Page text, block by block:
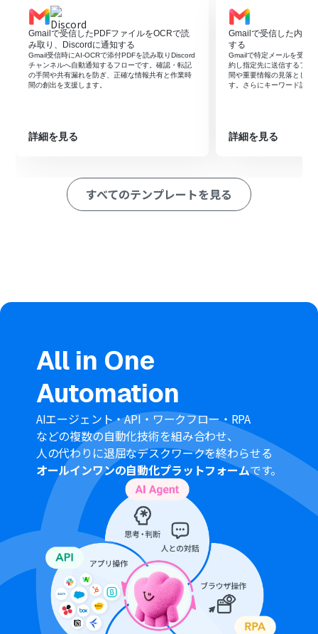
はじめに、GmailとAirtableをYoomと連携します。
次に、トリガーでGmailを選択し、「特定のラベルのメー
ルを受信したら」というアクションを設定します。
次に、オペレーションでOCR機能の「任意の画像やPDF
を読み取る」アクションを設定し、メールに添付された画
像を読み取ります。
次に、オペレーションでAI機能の「テキストを生成する」
最後に、オペレーションでAirtableの「レコードを作成」
※「トリガー」：フロー起動のきっかけとなるアクション、「オ
ペレーション」：トリガー起動後、フロー内で処理を行うアク
目を任意で設定することが可能です。
Airtableでレコードを作成するアクションを設定する際
に、登録先となるベースID、テーブルID、各フィールド情
報を任意で設定してください。
■注意事項
Airtable、GmailのそれぞれとYoomを連携してくださ
い。
OCRまたは音声を文字起こしするAIオペレーションはチ
ームプラン・サクセスプランでのみご利用いただける機能
となっております。フリープラン・ミニプランの場合は設
定しているフローボットのオペレーションはエラーとな
りますので、ご注意ください。
チームプランやサクセスプランなどの有料プランは、2週
間の無料トライアルを行うことが可能です。無料トライア
ル中には制限対象のアプリやAI機能（オペレーション）を
使用することができます。
トリガーは5分、10分、15分、30分、60分の間隔で起動
間隔を選択できます。
プランによって最短の起動間隔が異なりますので、ご注意
ください。
Gmailで受信したPDFファイルをOCRで読
み取り、Discordに通知する
Gmail受信時にAI-OCRで添付PDFを読み取りDiscord
チャンネルへ自動通知するフローです。確認・転記
の手間や共有漏れを防ぎ、正確な情報共有と作業時
間の創出を支援します。
詳細を見る
Gmailで受信した内容
する
Gmailで特定メールを受信
約し指定先に送信するフロ
間や重要情報の見落としを
す。さらにキーワード設定
詳細を見る
すべてのテンプレートを見る
All in One
Automation
AIエージェント・API・ワークフロー・RPA
などの複数の自動化技術を組み合わせ、
人の代わりに退屈なデスクワークを終わらせる
オールインワンの自動化プラットフォームです。